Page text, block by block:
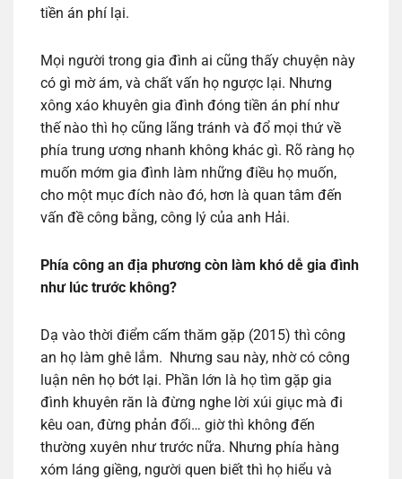
tiền án phí lại.
Mọi người trong gia đình ai cũng thấy chuyện này
có gì mờ ám, và chất vấn họ ngược lại. Nhưng
xông xáo khuyên gia đình đóng tiền án phí như
thế nào thì họ cũng lãng tránh và đổ mọi thứ về
phía trung ương nhanh không khác gì. Rõ ràng họ
muốn mớm gia đình làm những điều họ muốn,
cho một mục đích nào đó, hơn là quan tâm đến
vấn đề công bằng, công lý của anh Hải.
Phía công an địa phương còn làm khó dễ gia đình
như lúc trước không?
Dạ vào thời điểm cấm thăm gặp (2015) thì công
an họ làm ghê lắm. Nhưng sau này, nhờ có công
luận nên họ bớt lại. Phần lớn là họ tìm gặp gia
đình khuyên răn là đừng nghe lời xúi giục mà đi
kêu oan, đừng phản đối… giờ thì không đến
thường xuyên như trước nữa. Nhưng phía hàng
xóm láng giềng, người quen biết thì họ hiểu và